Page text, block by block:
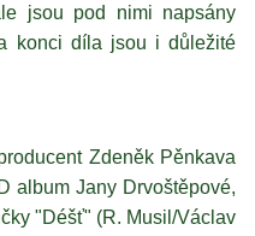
jsou pod nimi napsány
konci díla jsou i důležité
Zdeněk Pěnkava
album Jany Drvoštěpové,
"Déšť" (R. Musil/Václav